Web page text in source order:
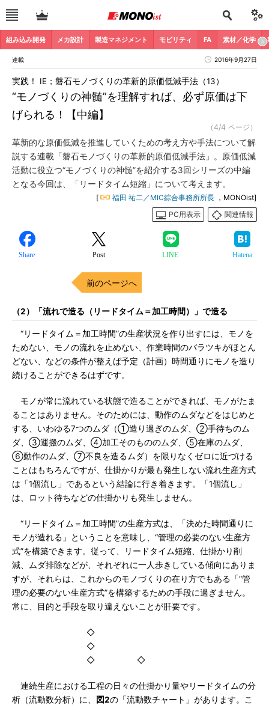
組み込み開発 メカ設計 製造マネジメント モビリティ FA 素材／化学
連載 2016年9月27日
“モノづくりの神髄”を理解すれば、必ず原価は下
げられる！【中編】
実践！ IE；磐石モノづくりの革新的原価低減手法（13）
（4/4 ページ）
革新的な原価低減を推進していくための考え方や手法について解
説する連載「磐石モノづくりの革新的原価低減手法」。原価低減
活動に役立つ“モノづくりの神髄”を紹介する3回シリーズの中編
となる今回は、「リードタイム短縮」について考えます。
[ 福田 祐二／MIC綜合事務所所長 ，MONOist]
PC用表示
関連情報
Share Post LINE Hatena
前のページへ
（2）「流れで造る（リードタイム＝加工時間）」で造る
“リードタイム＝加工時間”の生産状況を作り出すには、モノを
ためない、モノの流れを止めない、作業時間のバラツキがほとん
どない、などの条件が整えば予定（計画）時間通りにモノを造り
続けることができるはずです。
モノが常に流れている状態で造ることができれば、モノがたま
ることはありません。そのためには、動作のムダなどをはじめと
する、いわゆる7つのムダ（①造り過ぎのムダ、②手待ちのム
ダ、③運搬のムダ、④加工そのもののムダ、⑤在庫のムダ、
⑥動作のムダ、⑦不良を造るムダ）を限りなくゼロに近づける
ことはもちろんですが、仕掛かりが最も発生しない流れ生産方式
は「1個流し」であるという結論に行き着きます。「1個流し」
は、ロット待ちなどの仕掛かりも発生しません。
“リードタイム＝加工時間”の生産方式は、「決めた時間通りに
モノが造れる」ということを意味し、“管理の必要のない生産方
式”を構築できます。従って、リードタイム短縮、仕掛かり削
減、ムダ排除などが、それぞれに一人歩きしている傾向にありま
すが、それらは、これからのモノづくりの在り方でもある「“管
理の必要のない生産方式”を構築するための手段に過ぎません。
常に、目的と手段を取り違えないことが肝要です。
◇
◇
◇ ◇
連続生産における工程の日々の仕掛かり量やリードタイムの分
析（流動数分析）に、
図2の「流動数チャート」があります。こ